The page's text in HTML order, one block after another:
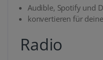
Audible, Spotify und
konvertieren für
Radio